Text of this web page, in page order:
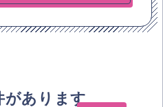
があります